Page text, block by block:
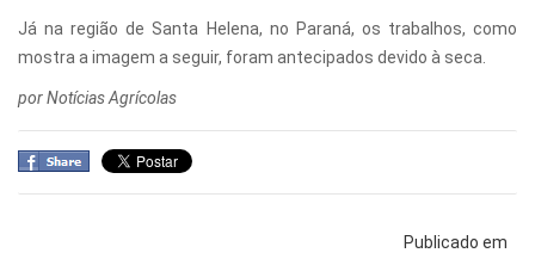
Publicado em
Já na região de Santa Helena, no Paraná, os trabalhos, como
mostra a imagem a seguir, foram antecipados devido à seca.
por Notícias Agrícolas